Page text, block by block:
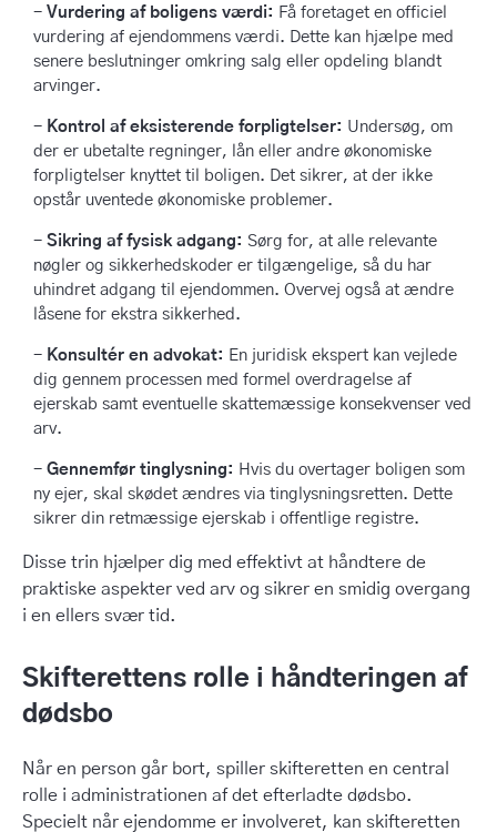
Vurdering af boligens værdi: Få foretaget en officiel
vurdering af ejendommens værdi. Dette kan hjælpe med
senere beslutninger omkring salg eller opdeling blandt
arvinger.
Kontrol af eksisterende forpligtelser: Undersøg, om
der er ubetalte regninger, lån eller andre økonomiske
forpligtelser knyttet til boligen. Det sikrer, at der ikke
opstår uventede økonomiske problemer.
Sikring af fysisk adgang: Sørg for, at alle relevante
nøgler og sikkerhedskoder er tilgængelige, så du har
uhindret adgang til ejendommen. Overvej også at ændre
låsene for ekstra sikkerhed.
Konsultér en advokat: En juridisk ekspert kan vejlede
dig gennem processen med formel overdragelse af
ejerskab samt eventuelle skattemæssige konsekvenser ved
arv.
Gennemfør tinglysning: Hvis du overtager boligen som
ny ejer, skal skødet ændres via tinglysningsretten. Dette
sikrer din retmæssige ejerskab i offentlige registre.
Disse trin hjælper dig med effektivt at håndtere de
praktiske aspekter ved arv og sikrer en smidig overgang
i en ellers svær tid.
Skifterettens rolle i håndteringen af
dødsbo
Når en person går bort, spiller skifteretten en central
rolle i administrationen af det efterladte dødsbo.
Specielt når ejendomme er involveret, kan skifteretten